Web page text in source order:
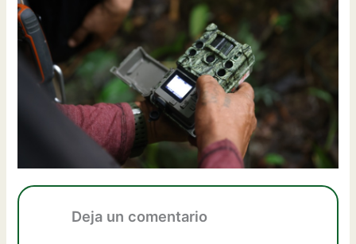
Deja un comentario